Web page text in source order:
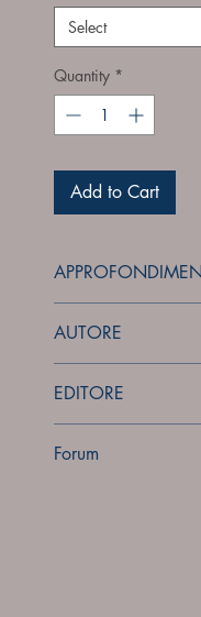
Select
Quantity *
Add to Cart
AUTORE
EDITORE
Forum